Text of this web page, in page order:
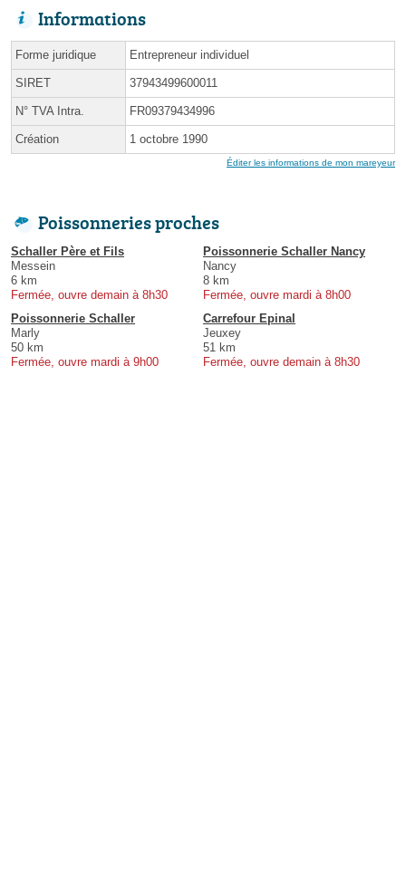
Informations
Forme juridique Entrepreneur individuel
SIRET 37943499600011
N° TVA Intra. FR09379434996
Création 1 octobre 1990
Éditer les informations de mon mareyeur
Poissonneries proches
Schaller Père et Fils
Messein
6 km
Fermée, ouvre demain à 8h30
Poissonnerie Schaller Nancy
Nancy
8 km
Fermée, ouvre mardi à 8h00
Poissonnerie Schaller
Marly
50 km
Fermée, ouvre mardi à 9h00
Carrefour Epinal
Jeuxey
51 km
Fermée, ouvre demain à 8h30